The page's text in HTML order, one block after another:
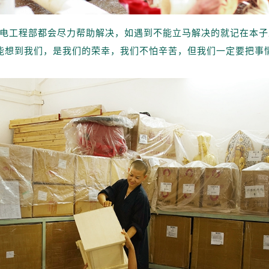
工程部都会尽力帮助解决，如遇到不能立马解决的就记在本
想到我们，是我们的荣幸，我们不怕辛苦，但我们一定要把